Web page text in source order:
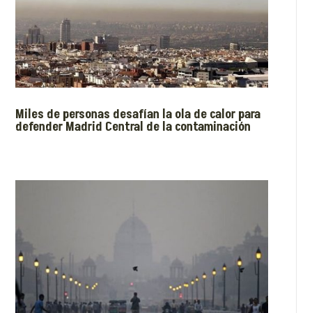
Miles de personas desafían la ola de calor para
defender Madrid Central de la contaminación